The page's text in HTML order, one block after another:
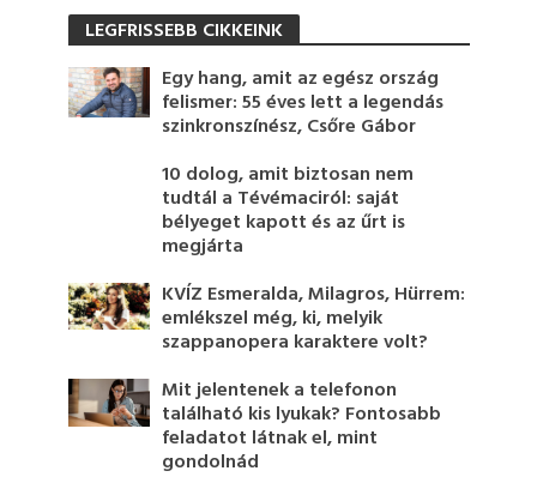
LEGFRISSEBB CIKKEINK
Egy hang, amit az egész ország
felismer: 55 éves lett a legendás
szinkronszínész, Csőre Gábor
10 dolog, amit biztosan nem
tudtál a Tévémaciról: saját
bélyeget kapott és az űrt is
megjárta
KVÍZ Esmeralda, Milagros, Hürrem:
emlékszel még, ki, melyik
szappanopera karaktere volt?
Mit jelentenek a telefonon
található kis lyukak? Fontosabb
feladatot látnak el, mint
gondolnád